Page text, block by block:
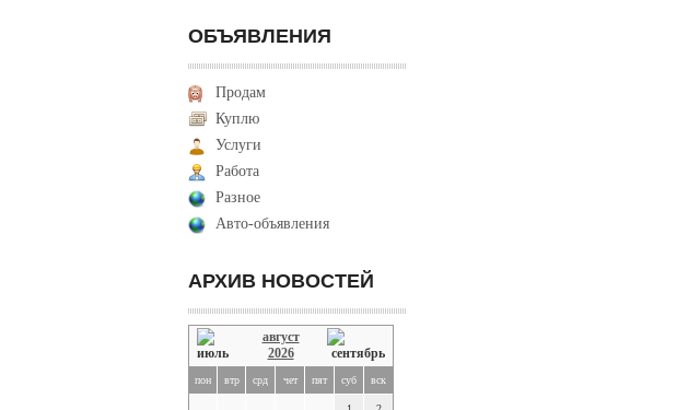
ОБЪЯВЛЕНИЯ
Продам
Куплю
Услуги
Работа
Разное
Авто-объявления
АРХИВ НОВОСТЕЙ
август
2026
пон втр срд чет пят суб вск